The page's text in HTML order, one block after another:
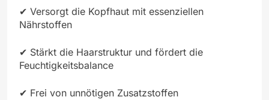
✔ Versorgt die Kopfhaut mit essenziellen
Nährstoffen
✔ Stärkt die Haarstruktur und fördert die
Feuchtigkeitsbalance
✔ Frei von unnötigen Zusatzstoffen